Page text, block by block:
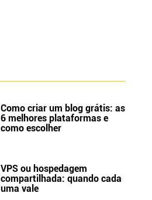
Como criar um blog grátis: as
6 melhores plataformas e
como escolher
VPS ou hospedagem
compartilhada: quando cada
uma vale